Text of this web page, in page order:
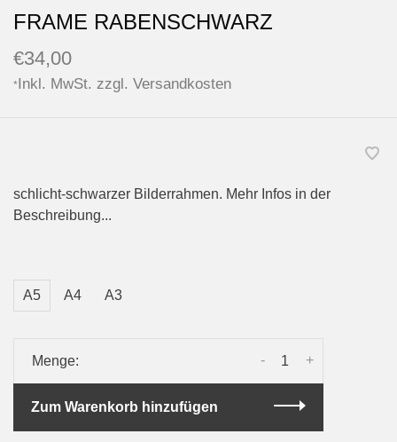
FRAME RABENSCHWARZ
€34,00
*Inkl. MwSt. zzgl. Versandkosten
schlicht-schwarzer Bilderrahmen. Mehr Infos in der
Beschreibung...
A5 A4 A3
Menge: +
-
Zum Warenkorb hinzufügen